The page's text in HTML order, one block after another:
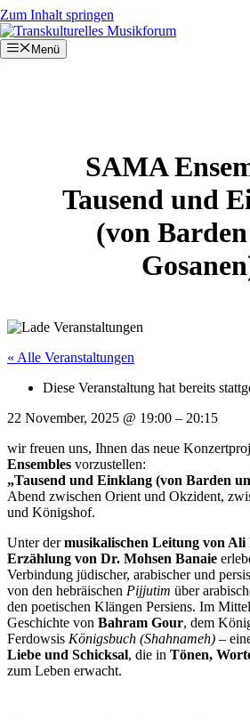
Zum Inhalt springen
Menü
SAMA
Tausend und
(von
« Alle Veranstaltungen
Diese Veranstaltung hat bereits
22 November, 2025 @ 19:00 – 20:15
wir freuen uns, Ihnen das neue
Ensembles vorzustellen:
„Tausend und Einklang (von Barden
Abend zwischen Orient und Okzident,
und Königshof.
Unter dermusikalischen Leitung von
Erzählung von Dr. Mohsen Banaie
Verbindung jüdischer, arabischer und
von den hebräischen Pijjutim über
den poetischen Klängen Persiens. Im
Geschichte von Bahram Gour, dem
Ferdowsis Königsbuch (Shahnameh) –
Liebe und Schicksal, die in Tönen,
zum Leben erwacht.